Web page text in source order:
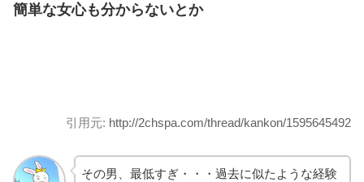
簡単な女心も分からないとか
引用元: http://2chspa.com/thread/kankon/1595645492
その男、最低すぎ・・・過去に似たような経験